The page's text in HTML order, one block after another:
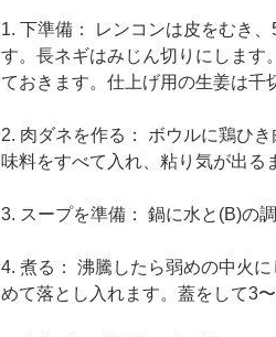
1. 下準備： レンコンは皮をむき
す。長ネギはみじん切りにします
ておきます。仕上げ用の生姜は千
2. 肉ダネを作る： ボウルに鶏ひ
味料をすべて入れ、粘り気が出る
3. スープを準備： 鍋に水と(B)の
4. 煮る： 沸騰したら弱めの中火
めて落とし入れます。蓋をして3〜